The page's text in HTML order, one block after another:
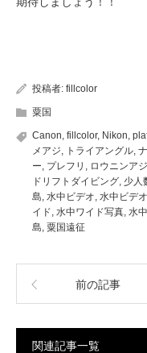
投稿者: fillcolor
粟国
Canon fillcolor, Nikon
メアジ
トライアングル
ー プレフリ ロウニンアジ
ドリフトダイビング 少人
島 水中ビデオ 水中ビデ
イド 水中ワイド写真 水
島 粟国遠征
前の記事
関連記事一覧